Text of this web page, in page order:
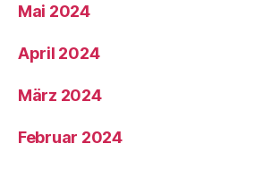
Mai 2024
April 2024
März 2024
Februar 2024